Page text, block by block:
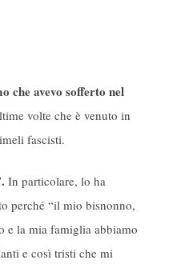
che avevo sofferto nel
volte che è venuto in
fascisti.
In particolare, lo ha
perché “il mio bisnonno,
e la mia famiglia abbiamo
e così tristi che mi